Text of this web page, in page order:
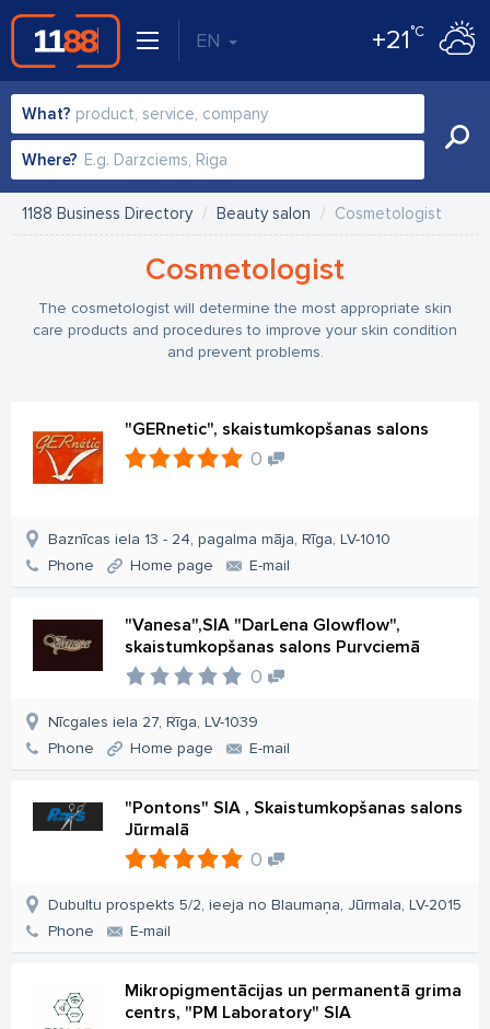
EN +21°C
What?
Where?
1188 Business Directory Beauty salon Cosmetologist
Cosmetologist
The cosmetologist will determine the most appropriate skin
care products and procedures to improve your skin condition
and prevent problems.
"GERnetic", skaistumkopšanas salons
0
Baznīcas iela 13 - 24, pagalma māja, Rīga, LV-1010
Phone
Home page E-mail
"Vanesa",SIA "DarLena Glowflow",
skaistumkopšanas salons Purvciemā
0
Nīcgales iela 27, Rīga, LV-1039
Phone
Home page E-mail
"Pontons" SIA , Skaistumkopšanas salons
Jūrmalā
0
Dubultu prospekts 5/2, ieeja no Blaumaņa, Jūrmala, LV-2015
Phone
E-mail
Mikropigmentācijas un permanentā grima
centrs, "PM Laboratory" SIA